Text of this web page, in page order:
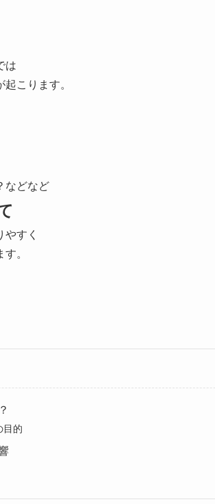
は
起こります。
などなど
すく
。
目的